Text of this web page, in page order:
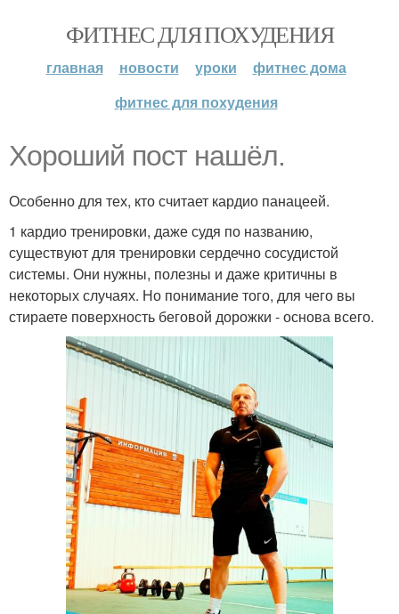
ФИТНЕС ДЛЯ ПОХУДЕНИЯ
главная новости уроки
фитнес дома
фитнес для похудения
Хороший пост нашёл.
Особенно для тех, кто считает кардио панацеей.
1 кардио тренировки, даже судя по названию,
существуют для тренировки сердечно сосудистой
системы. Они нужны, полезны и даже критичны в
некоторых случаях. Но понимание того, для чего вы
стираете поверхность беговой дорожки - основа всего.